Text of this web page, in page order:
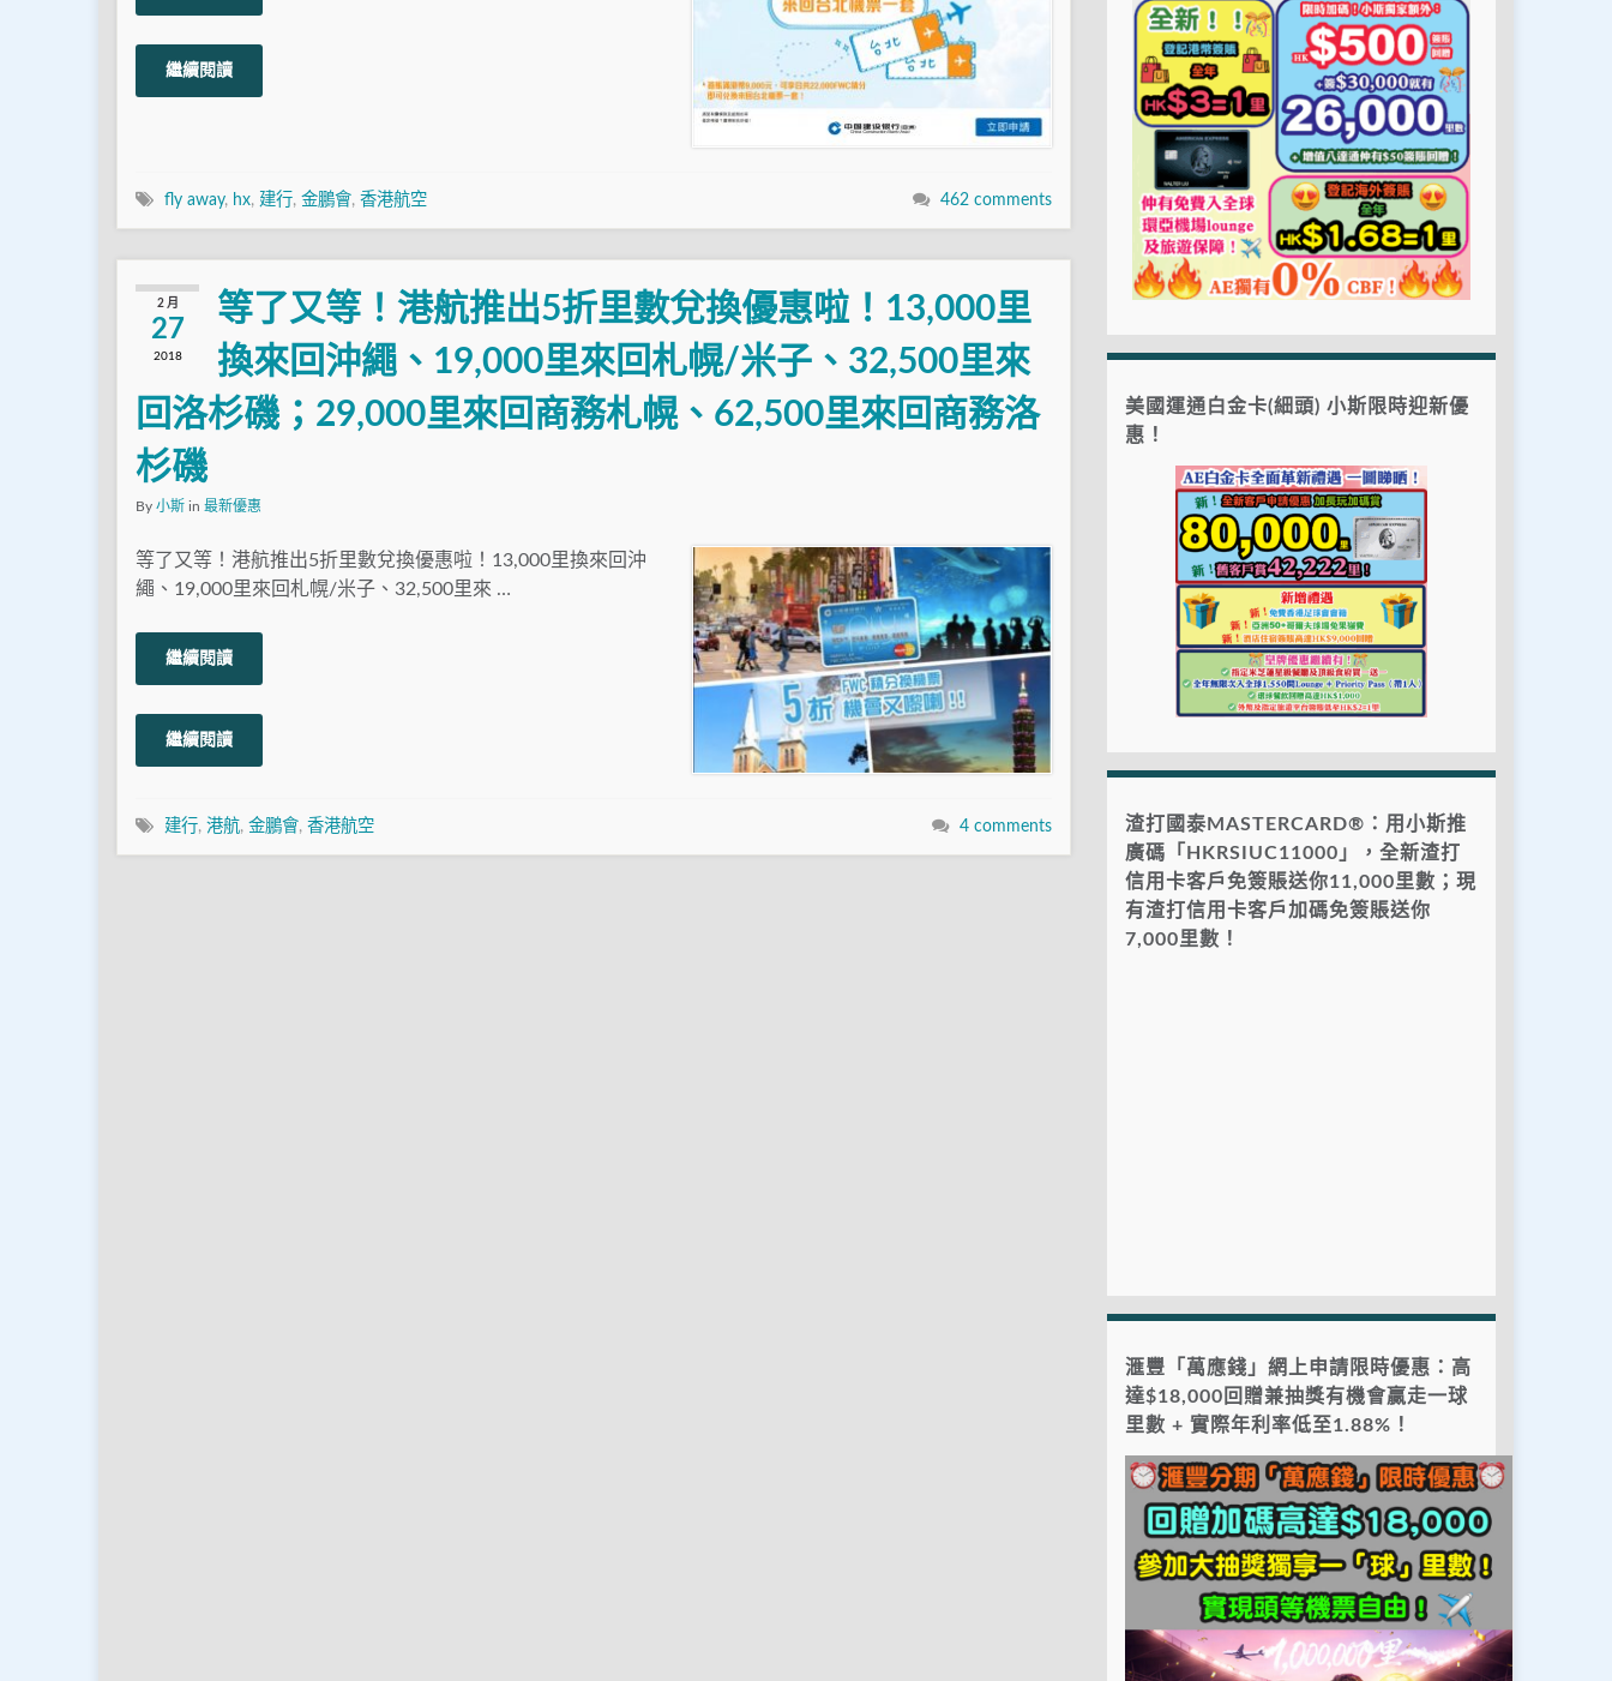
繼續閱讀
fly away, hx, 建行, 金鵬會, 香港航空 462 comments
2 月
27
2018
等了又等！港航推出5折里數兌換優惠啦！13,000里
換來回沖繩、19,000里來回札幌/米子、32,500里來
回洛杉磯；29,000里來回商務札幌、62,500里來回商務洛
杉磯
By 小斯 in 最新優惠
等了又等！港航推出5折里數兌換優惠啦！13,000里換來回沖
繩、19,000里來回札幌/米子、32,500里來 …
繼續閱讀
繼續閱讀
建行, 港航, 金鵬會, 香港航空 4 comments
美國運通白金卡(細頭) 小斯限時迎新優
惠！
渣打國泰MASTERCARD®：用小斯推
廣碼「HKRSIUC11000」，全新渣打
信用卡客戶免簽賬送你11,000里數；現
有渣打信用卡客戶加碼免簽賬送你
7,000里數！
滙豐「萬應錢」網上申請限時優惠：高
達$18,000回贈兼抽獎有機會贏走一球
里數 + 實際年利率低至1.88%！